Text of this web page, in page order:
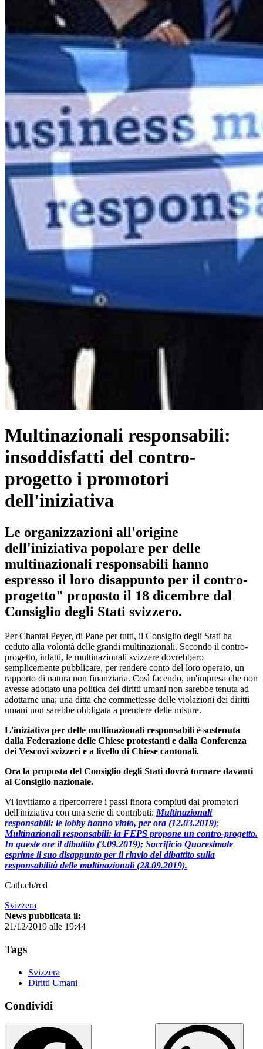
Multinazionali responsabili:
insoddisfatti del contro-
progetto i promotori
dell'iniziativa
Le organizzazioni all'origine
dell'iniziativa popolare per delle
multinazionali responsabili hanno
espresso il loro disappunto per il contro-
progetto" proposto il 18 dicembre dal
Consiglio degli Stati svizzero.
Per Chantal Peyer, di Pane per tutti, il Consiglio degli Stati ha
ceduto alla volontà delle grandi multinazionali. Secondo il contro-
progetto, infatti, le multinazionali svizzere dovrebbero
semplicemente pubblicare, per rendere conto del loro operato, un
rapporto di natura non finanziaria. Così facendo, un'impresa che non
avesse adottato una politica dei diritti umani non sarebbe tenuta ad
adottarne una; una ditta che commettesse delle violazioni dei diritti
umani non sarebbe obbligata a prendere delle misure.
L'iniziativa per delle multinazionali responsabili è sostenuta
dalla Federazione delle Chiese protestanti e dalla Conferenza
dei Vescovi svizzeri e a livello di Chiese cantonali.
Ora la proposta del Consiglio degli Stati dovrà tornare davanti
al Consiglio nazionale.
Vi invitiamo a ripercorrere i passi finora compiuti dai promotori
dell'iniziativa con una serie di contributi:Multinazionali
responsabili: le lobby hanno vinto, per ora (12.03.2019);
Multinazionali responsabili: la FEPS propone un contro-progetto.
In queste ore il dibattito (3.09.2019); Sacrificio Quaresimale
esprime il suo disappunto per il rinvio del dibattito sulla
responsabilità delle multinazionali (28.09.2019).
Cath.ch/red
Svizzera
News pubblicata il:
21/12/2019 alle 19:44
Tags
Svizzera
Diritti Umani
Condividi